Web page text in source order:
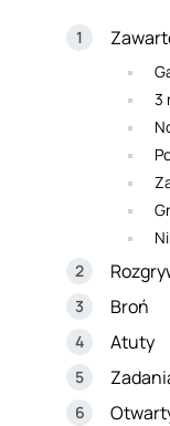
3
Broń
Atuty